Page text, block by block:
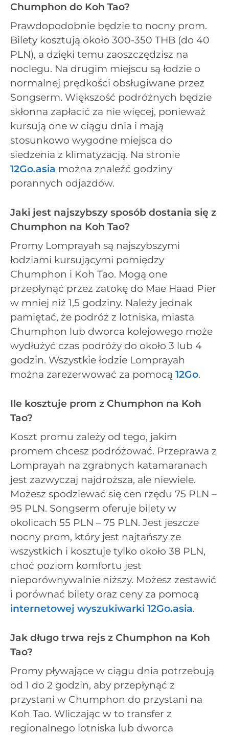
Chumphon do Koh Tao?
Prawdopodobnie będzie to nocny prom.
Bilety kosztują około 300-350 THB (do 40
PLN), a dzięki temu zaoszczędzisz na
noclegu. Na drugim miejscu są łodzie o
normalnej prędkości obsługiwane przez
Songserm. Większość podróżnych będzie
skłonna zapłacić za nie więcej, ponieważ
kursują one w ciągu dnia i mają
stosunkowo wygodne miejsca do
siedzenia z klimatyzacją. Na stronie
12Go.asia można znaleźć godziny
porannych odjazdów.
Jaki jest najszybszy sposób dostania się z
Chumphon na Koh Tao?
Promy Lomprayah są najszybszymi
łodziami kursującymi pomiędzy
Chumphon i Koh Tao. Mogą one
przepłynąć przez zatokę do Mae Haad Pier
w mniej niż 1,5 godziny. Należy jednak
pamiętać, że podróż z lotniska, miasta
Chumphon lub dworca kolejowego może
wydłużyć czas podróży do około 3 lub 4
godzin. Wszystkie łodzie Lomprayah
można zarezerwować za pomocą 12Go.
Ile kosztuje prom z Chumphon na Koh
Tao?
Koszt promu zależy od tego, jakim
promem chcesz podróżować. Przeprawa z
Lomprayah na zgrabnych katamaranach
jest zazwyczaj najdroższa, ale niewiele.
Możesz spodziewać się cen rzędu 75 PLN –
95 PLN. Songserm oferuje bilety w
okolicach 55 PLN – 75 PLN. Jest jeszcze
nocny prom, który jest najtańszy ze
wszystkich i kosztuje tylko około 38 PLN,
choć poziom komfortu jest
nieporównywalnie niższy. Możesz zestawić
i porównać bilety oraz ceny za pomocą
internetowej wyszukiwarki 12Go.asia.
Jak długo trwa rejs z Chumphon na Koh
Tao?
Promy pływające w ciągu dnia potrzebują
od 1 do 2 godzin, aby przepłynąć z
przystani w Chumphon do przystani na
Koh Tao. Wliczając w to transfer z
regionalnego lotniska lub dworca